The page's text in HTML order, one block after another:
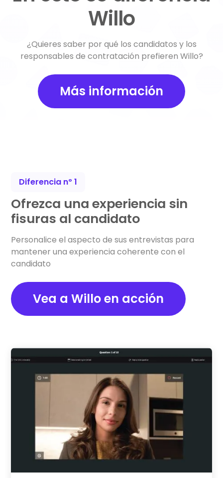
Willo
¿Quieres saber por qué los candidatos y los
responsables de contratación prefieren Willo?
Más información
Diferencia nº 1
Ofrezca una experiencia sin
fisuras al candidato
Personalice el aspecto de sus entrevistas para
mantener una experiencia coherente con el
candidato
Vea a Willo en acción